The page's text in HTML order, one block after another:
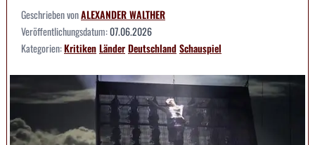
Geschrieben vonALEXANDER WALTHER
Veröffentlichungsdatum:07.06.2026
Kategorien:KritikenLänderDeutschlandSchauspiel